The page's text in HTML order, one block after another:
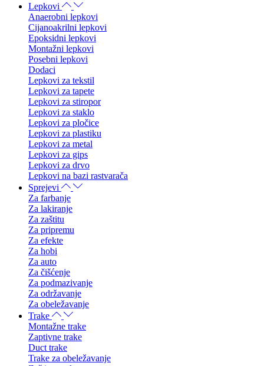
Lepkovi
Anaerobni lepkovi
Cijanoakrilni lepkovi
Epoksidni lepkovi
Montažni lepkovi
Posebni lepkovi
Dodaci
Lepkovi za tekstil
Lepkovi za tapete
Lepkovi za stiropor
Lepkovi za staklo
Lepkovi za pločice
Lepkovi za plastiku
Lepkovi za metal
Lepkovi za gips
Lepkovi za drvo
Lepkovi na bazi rastvarača
Sprejevi
Za farbanje
Za lakiranje
Za zaštitu
Za pripremu
Za efekte
Za hobi
Za auto
Za čišćenje
Za podmazivanje
Za održavanje
Za obeležavanje
Trake
Montažne trake
Zaptivne trake
Duct trake
Trake za obeležavanje